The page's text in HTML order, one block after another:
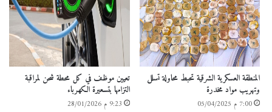
المنطقة العسكرية الشرقية تحبط محاولة تسلل
وتهريب مواد مخدرة
7:00 م 05/04/2025
تعيين موظف في كل محطة شحن لمراقبة
التزامها بتسعيرة الكهرباء
9:23 م 28/01/2026